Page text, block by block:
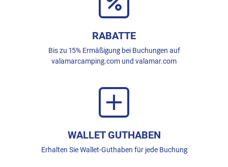
RABATTE
Bis zu 15% Ermäßigung bei Buchungen auf
valamarcamping.com und valamar.com
WALLET GUTHABEN
Erhalten Sie Wallet-Guthaben für jede Buchung